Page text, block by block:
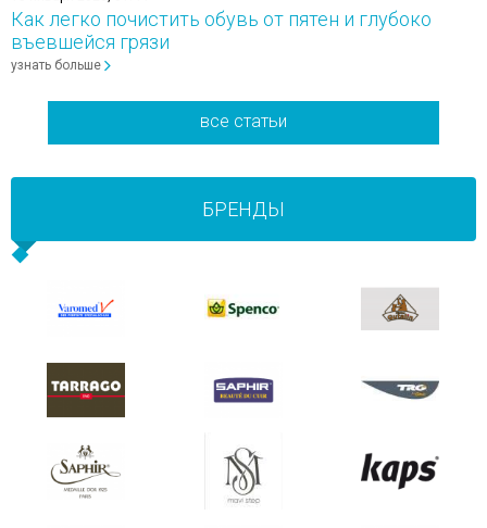
Как легко почистить обувь от пятен и глубоко
въевшейся грязи
узнать больше
все статьи
БРЕНДЫ